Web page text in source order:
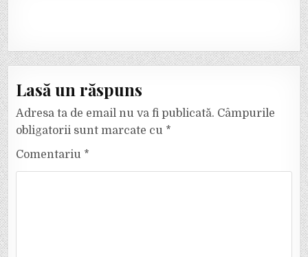
Lasă un răspuns
Adresa ta de email nu va fi publicată. Câmpurile
obligatorii sunt marcate cu *
Comentariu *